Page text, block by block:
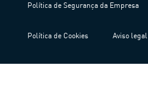
Política de Segurança da Empresa
Política de Cookies Aviso legal